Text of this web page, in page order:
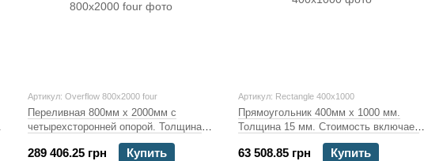
Артикул: Overflow 800x2000 four
Переливная 800мм х 2000мм с
четырехсторонней опорой. Толщина
40 мм. Стоимость включает монтаж
289 406.25 грн Купить
Артикул: Rectangle 400x1000
Прямоугольник 400мм х 1000 мм.
Толщина 15 мм. Стоимость включает
63 508.85 грн Купить